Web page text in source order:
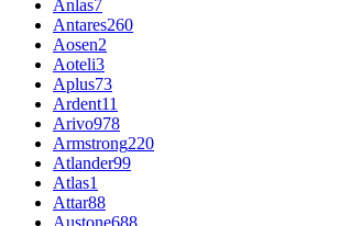
Anlas7
Antares260
Aosen2
Aoteli3
Aplus73
Ardent11
Arivo978
Armstrong220
Atlander99
Atlas1
Attar88
Austone688